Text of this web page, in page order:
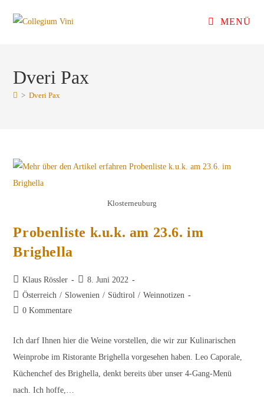
Inhalt
MENÜ
Dveri Pax
> Dveri Pax
Klosterneuburg
Probenliste k.u.k. am 23.6. im
Brighella
Beitrags-
Autor:
Klaus Rössler
Beitrag
veröffentlicht:
8. Juni 2022
Beitrags-
Kategorie:
Österreich / Slowenien / Südtirol / Weinnotizen
Beitrags-
0 Kommentare
Ich darf Ihnen hier die Weine vorstellen, die wir zur Kulinarischen
Weinprobe im Ristorante Brighella vorgesehen haben. Leo Caporale,
Küchenchef des Brighella, denkt bereits über unser 4-Gang-Menü
nach. Ich hoffe,…